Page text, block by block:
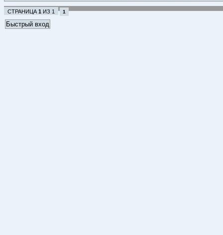
СТРАНИЦА 1 ИЗ 1 1